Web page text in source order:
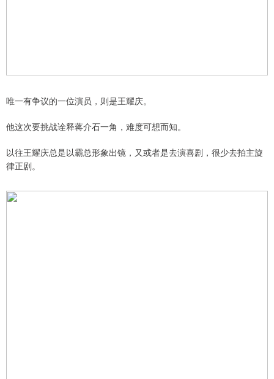
唯一有争议的一位演员，则是王耀庆。
他这次要挑战诠释蒋介石一角，难度可想而知。
以往王耀庆总是以霸总形象出镜，又或者是去演喜剧，很少去拍主旋
律正剧。